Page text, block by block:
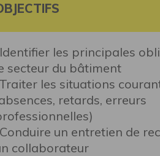
les principales
secteur du bâtiment
les situations
retards, erreurs
un entretien de
collaborateur